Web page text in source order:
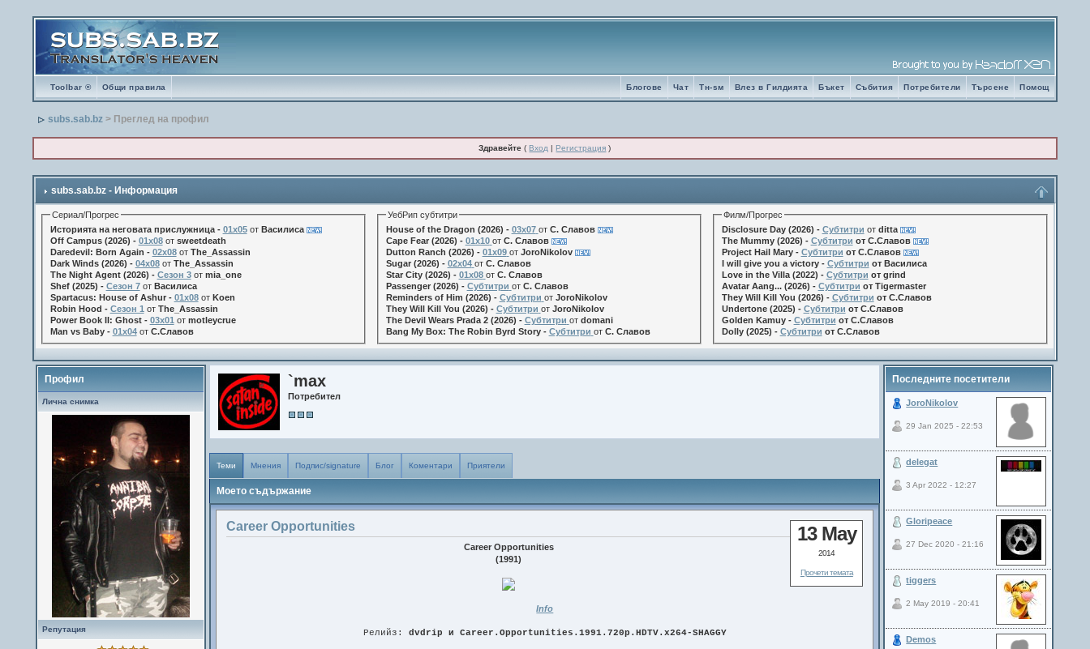
Toolbar ® Общи правила Помощ
Търсене
Потребители
Събития
Бъкет
Влез в Гилдията
Tн-sм
Чат
Блогове
subs.sab.bz > Преглед на профил
Здравейте (Вход |Регистрация )
subs.sab.bz - Информация
Сериал/Прогрес
Историята на неговата прислужница - 01х05от Василиса
Off Campus (2026) - 01x08от sweetdeath
Daredevil: Born Again - 02x08от The_Assassin
Dark Winds (2026) - 04x08от The_Assassin
The Night Agent (2026) - Сезон 3от mia_one
Shef (2025) - Сезон 7от Василиса
Spartacus: House of Ashur - 01x08от Koen
Robin Hood - Сезон 1 от The_Assassin
Power Book II: Ghost - 03x01 от motleycrue
Man vs Baby - 01x04от С.Славов
УебРип субтитри
House of the Dragon (2026) - 03x07 от С. Славов
Cape Fear (2026) - 01x10 от С. Славов
Dutton Ranch (2026) - 01x09 от JoroNikolov
Sugar (2026) - 02x04 от С. Славов
Star City (2026) - 01x08 от С. Славов
Passenger (2026) - Субтитри от С. Славов
Reminders of Him (2026) - Субтитри от JoroNikolov
They Will Kill You (2026) - Субтитри от JoroNikolov
The Devil Wears Prada 2 (2026) - Субтитри от domani
Bang My Box: The Robin Byrd Story - Субтитри от С. Славов
Филм/Прогрес
Disclosure Day (2026) - Субтитри от ditta
The Mummy (2026) - Субтитри от С.Славов
Project Hail Mary - Субтитри от С.Славов
I will give you a victory - Субтитри от Василиса
Love in the Villa (2022) - Субтитри от grind
Avatar Aang... (2026) - Субтитри от Tigermaster
They Will Kill You (2026) - Субтитри от С.Славов
Undertone (2025) - Субтитри от С.Славов
Golden Kamuy - Субтитри от С.Славов
Dolly (2025) - Субтитри от С.Славов
Профил
Лична снимка
Репутация
`max
Потребител
Теми Мнения Подпис/signature Блог Коментари Приятели
Моето съдържание
13 May
2014
Прочети темата
Career Opportunities
Career Opportunities
(1991)
Info
Релийз: dvdrip и Career.Opportunities.1991.720p.HDTV.x264-SHAGGY
Последните посетители
JoroNikolov
29 Jan 2025 - 22:53
delegat
3 Apr 2022 - 12:27
Gloripeace
27 Dec 2020 - 21:16
tiggers
2 May 2019 - 20:41
Demos